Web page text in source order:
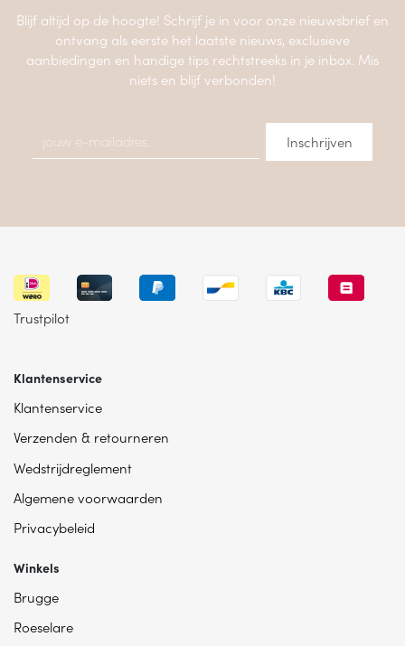
Blijf altijd op de hoogte! Schrijf je in voor onze nieuwsbrief en
ontvang als eerste het laatste nieuws, exclusieve
aanbiedingen en handige tips rechtstreeks in je inbox. Mis
niets en blijf verbonden!
Trustpilot
Klantenservice
Klantenservice
Verzenden & retourneren
Wedstrijdreglement
Algemene voorwaarden
Privacybeleid
Winkels
Brugge
Roeselare